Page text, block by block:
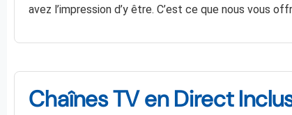
avez l’impression d’y être. C’est ce que nous vous
Chaînes TV en Direct